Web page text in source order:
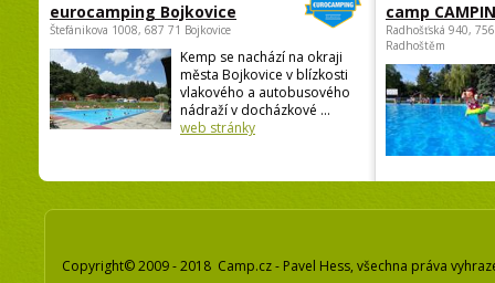
eurocamping Bojkovice
Štefánikova 1008, 687 71 Bojkovice
Kemp se nachází na okraji
města Bojkovice v blízkosti
vlakového a autobusového
nádraží v docházkové ...
web stránky
camp
Radhošťská 940,
Radhoštěm
Copyright© 2009 - 2018 Camp.cz - Pavel Hess, všechna práva